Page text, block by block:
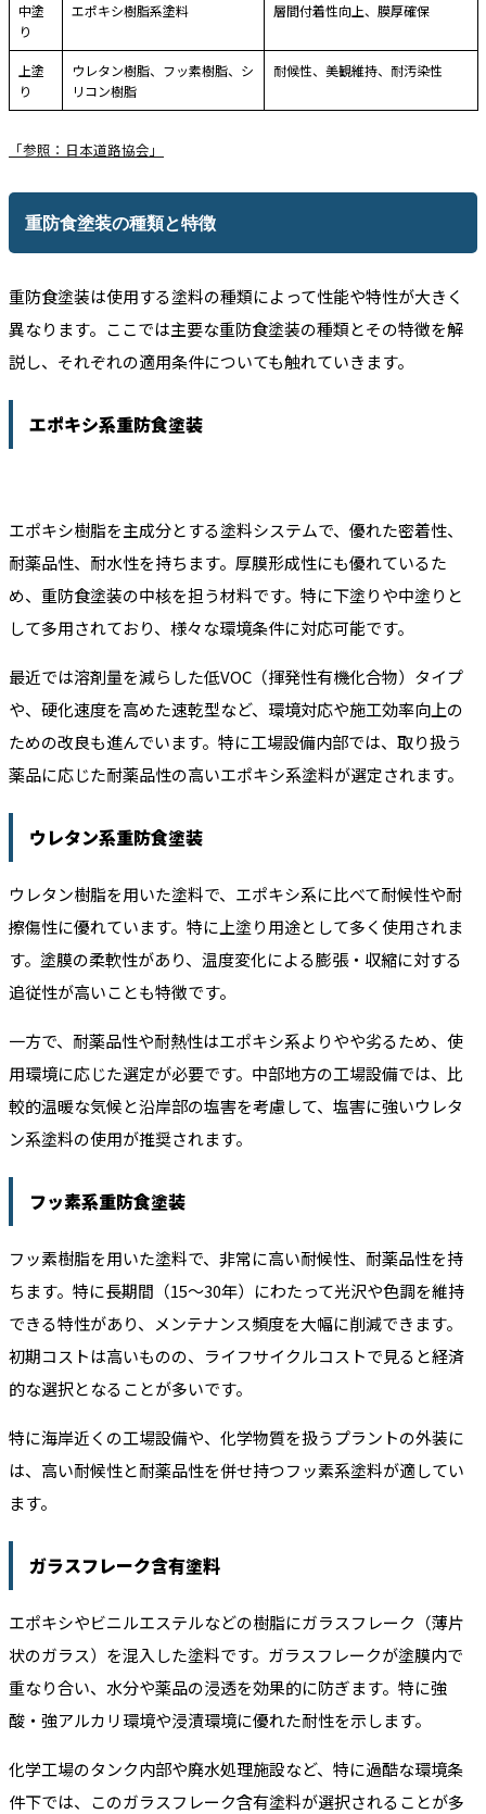
中塗
り
エポキシ樹脂系塗料 層間付着性向上、膜厚確保
上塗
り
ウレタン樹脂、フッ素樹脂、シ
リコン樹脂
耐候性、美観維持、耐汚染性
「参照：日本道路協会」
重防食塗装の種類と特徴
重防食塗装は使用する塗料の種類によって性能や特性が大きく
異なります。ここでは主要な重防食塗装の種類とその特徴を解
説し、それぞれの適用条件についても触れていきます。
エポキシ系重防食塗装
エポキシ樹脂を主成分とする塗料システムで、優れた密着性、
耐薬品性、耐水性を持ちます。厚膜形成性にも優れているた
め、重防食塗装の中核を担う材料です。特に下塗りや中塗りと
して多用されており、様々な環境条件に対応可能です。
最近では溶剤量を減らした低VOC（揮発性有機化合物）タイプ
や、硬化速度を高めた速乾型など、環境対応や施工効率向上の
ための改良も進んでいます。特に工場設備内部では、取り扱う
薬品に応じた耐薬品性の高いエポキシ系塗料が選定されます。
ウレタン系重防食塗装
ウレタン樹脂を用いた塗料で、エポキシ系に比べて耐候性や耐
擦傷性に優れています。特に上塗り用途として多く使用されま
す。塗膜の柔軟性があり、温度変化による膨張・収縮に対する
追従性が高いことも特徴です。
一方で、耐薬品性や耐熱性はエポキシ系よりやや劣るため、使
用環境に応じた選定が必要です。中部地方の工場設備では、比
較的温暖な気候と沿岸部の塩害を考慮して、塩害に強いウレタ
ン系塗料の使用が推奨されます。
フッ素系重防食塗装
フッ素樹脂を用いた塗料で、非常に高い耐候性、耐薬品性を持
ちます。特に長期間（15〜30年）にわたって光沢や色調を維持
できる特性があり、メンテナンス頻度を大幅に削減できます。
初期コストは高いものの、ライフサイクルコストで見ると経済
的な選択となることが多いです。
特に海岸近くの工場設備や、化学物質を扱うプラントの外装に
は、高い耐候性と耐薬品性を併せ持つフッ素系塗料が適してい
ます。
ガラスフレーク含有塗料
エポキシやビニルエステルなどの樹脂にガラスフレーク（薄片
状のガラス）を混入した塗料です。ガラスフレークが塗膜内で
重なり合い、水分や薬品の浸透を効果的に防ぎます。特に強
酸・強アルカリ環境や浸漬環境に優れた耐性を示します。
化学工場のタンク内部や廃水処理施設など、特に過酷な環境条
件下では、このガラスフレーク含有塗料が選択されることが多